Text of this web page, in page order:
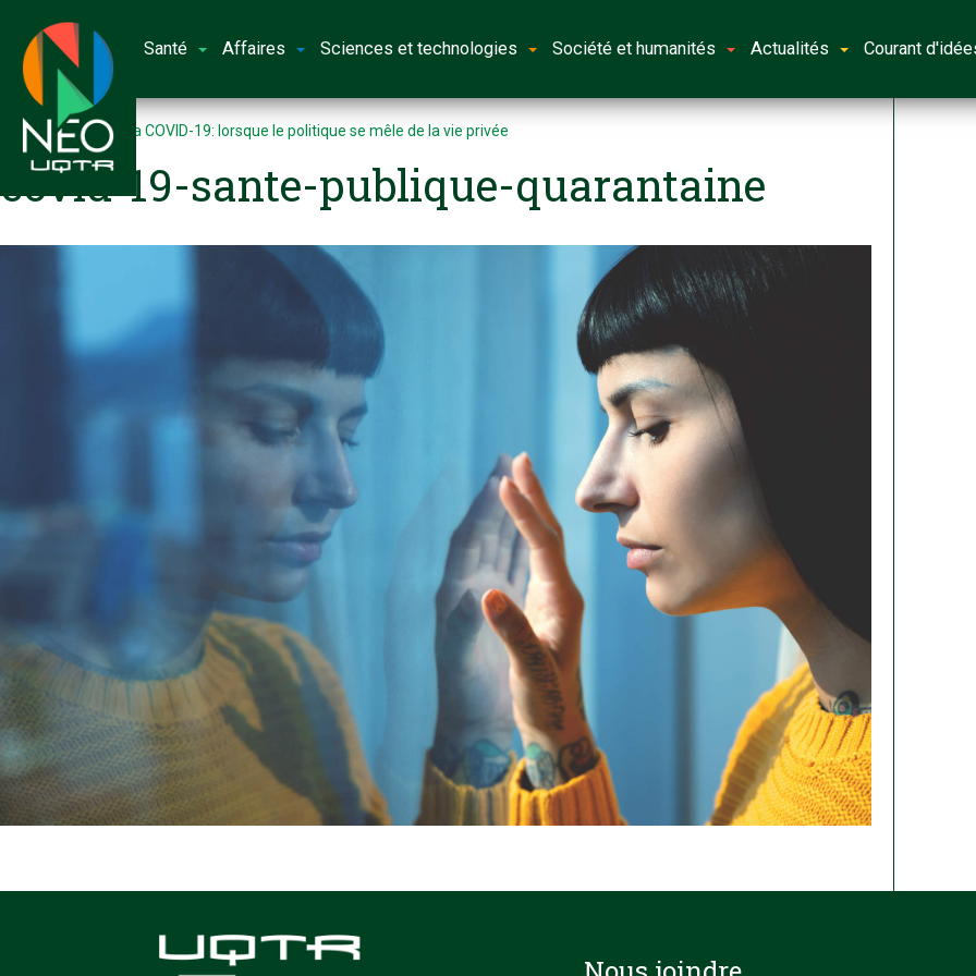
Santé Affaires Sciences et technologies Société et humanités Actualités Courant
Accueil Crise de la COVID-19: lorsque le politique se mêle de la vie privée
covid-19-sante-publique-quarantaine